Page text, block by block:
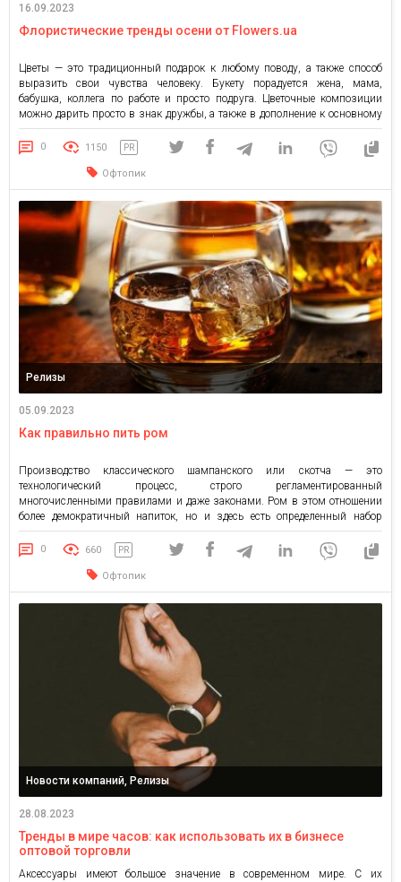
16.09.2023
Флористические тренды осени от Flowers.ua
Цветы — это традиционный подарок к любому поводу, а также способ
выразить свои чувства человеку. Букету порадуется жена, мама,
бабушка, коллега по работе и просто подруга. Цветочные композиции
можно дарить просто в знак дружбы, а также в дополнение к основному
презенту на день рождения. Чаще мужчины дарят женщинам розы. Вне
всяких сомнений — эти цветы […]
0 1150 PR
Офтопик
Релизы
05.09.2023
Как правильно пить ром
Производство классического шампанского или скотча — это
технологический процесс, строго регламентированный
многочисленными правилами и даже законами. Ром в этом отношении
более демократичный напиток, но и здесь есть определенный набор
традиций и правил, не допускающий его распитие «с горла», как во
времена пиратов. Любителям употребления алкоголя соло Существует не
слишком многочисленная, но предубежденная категория ценителей
0 660 PR
Офтопик
Новости компаний, Релизы
28.08.2023
Тренды в мире часов: как использовать их в бизнесе
оптовой торговли
Аксессуары имеют большое значение в современном мире. С их